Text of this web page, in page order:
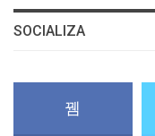
SOCIALIZA